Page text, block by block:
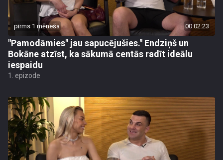
pirms 1 mēneša 00:02:23
"Pamodāmies" jau sapucējušies." Endziņš un
Bokāne atzīst, ka sākumā centās radīt ideālu
iespaidu
1. epizode